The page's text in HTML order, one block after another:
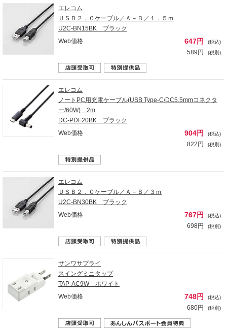
エレコム
ＵＳＢ２．０ケーブル／Ａ－Ｂ／１．５ｍ
U2C-BN15BK ブラック
Web価格
647円 (税込)
589円 (税別)
エレコム
ノートPC用充電ケーブル(USB Type-C/DC5.5mmコネクタ
ー/60W) 2m
DC-PDF20BK ブラック
Web価格
904円 (税込)
822円 (税別)
エレコム
ＵＳＢ２．０ケーブル／Ａ－Ｂ／３ｍ
U2C-BN30BK ブラック
Web価格
767円 (税込)
698円 (税別)
サンワサプライ
スイングミニタップ
TAP-AC9W ホワイト
Web価格
748円 (税込)
680円 (税別)